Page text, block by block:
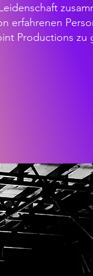
erfahrenen
Productions zu